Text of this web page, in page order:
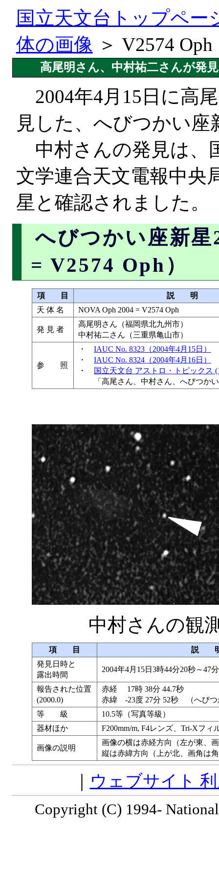
国立天文台トップペー
体の画像 ＞ V2574 Oph
高尾明さん、中村祐二さんが発
2004年4月15日に高
見した、へびつかい座
中村さんの発見は、
文学連合天文電報中央
星と確認されました。
へびつかい座新
= V2574 Oph）
項 目
説 明
天 体 名
NOVA Oph 2004 = V2574 Oph
発 見 者
高尾明さん（福岡県北九州市）
中村祐二さん（三重県亀山市）
参 照
・IAUC No. 8323（2004年4月15日）
・IAUC No. 8324（2004年4月16日）
・
国立天文台 アストロ・トピックス
「高尾さん、中村さん、へびつかい
中村さんの観
項 目
説
発見日時と
露出時間
2004年4月15日3時44分20秒～47
報告された位置
(2000.0)
赤経 17時 38分 44.7秒
赤緯 -23度 27分 52秒 （へびつ
等 級
10.5等（写真等級）
器材ほか
F200mm/m, F4レンズ、Tri-Xフ
画像の説明
画像の横は赤経方向（左が東、
縦は赤緯方向（上が北、画角は
ウェブサイト
Copyright (C) 1994-